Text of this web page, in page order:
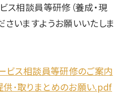
ス相談員等研修（養成・現
さいますようお願いいたしま
ビス相談員等研修のご案内
･取りまとめのお願い.pdf